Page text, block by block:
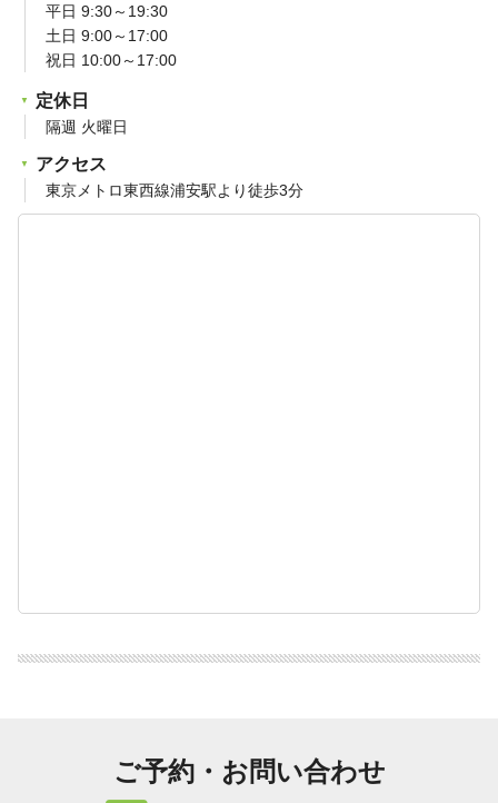
平日 9:30～19:30
土日 9:00～17:00
祝日 10:00～17:00
定休日
隔週 火曜日
アクセス
東京メトロ東西線浦安駅より徒歩3分
ご予約・お問い合わせ